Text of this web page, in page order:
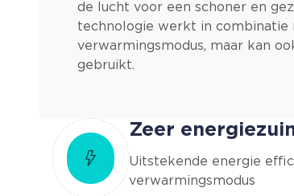
de lucht voor een schoner en
technologie werkt in combinatie
verwarmingsmodus, maar kan
gebruikt.
Zeer
Uitstekende energie
verwarmingsmodus